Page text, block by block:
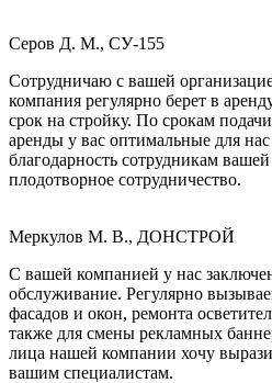
Серов Д. М., СУ-155
Сотрудничаю с вашей
компания регулярно берет в
срок на стройку. По срокам
аренды у вас оптимальные для
благодарность сотрудникам
плодотворное сотрудничество.
Меркулов М. В., ДОНСТРОЙ
С вашей компанией у нас
обслуживание. Регулярно
фасадов и окон, ремонта
также для смены рекламных
лица нашей компании хочу
вашим специалистам.